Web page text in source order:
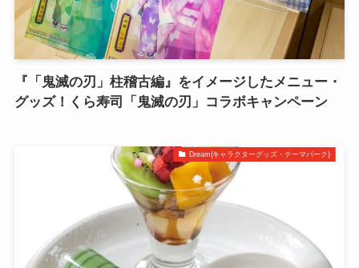
『「鬼滅の刃」柱稽古編』をイメージしたメニュー・
グッズ！くら寿司「鬼滅の刃」コラボキャンペーン
Dream(キャラクターグッズ・テーマパーク)